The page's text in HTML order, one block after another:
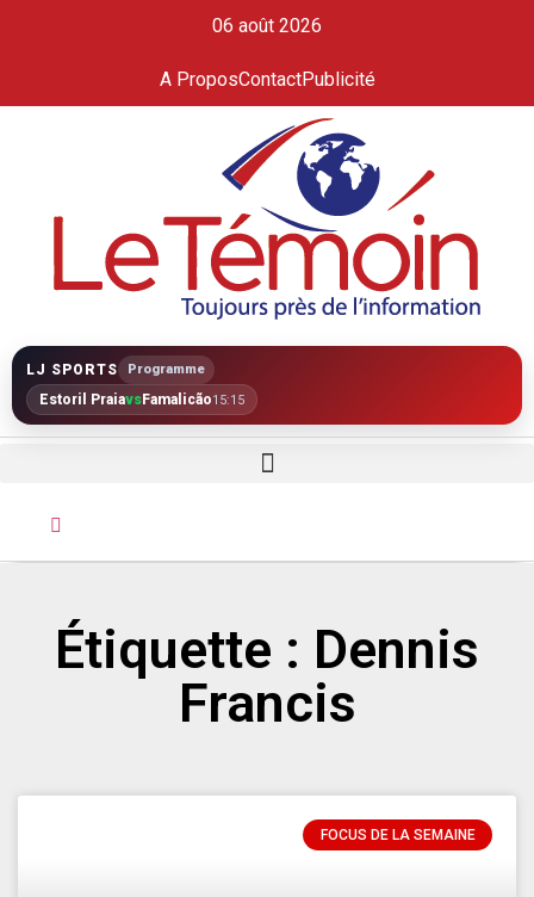
06 août 2026
A ProposContactPublicité
LJ SPORTS Programme
Estoril PraiavsFamalicão15:15
Étiquette : Dennis
Francis
FOCUS DE LA SEMAINE